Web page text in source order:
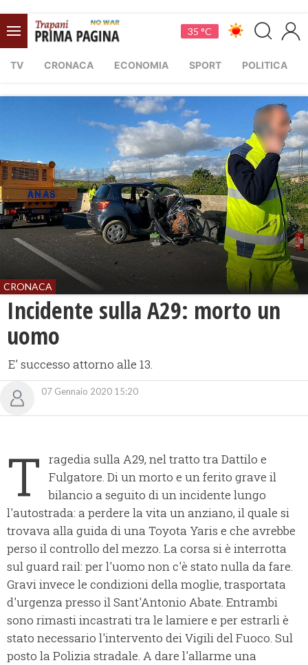
35 °C
TV CRONACA ECONOMIA SPORT POLITICA
CRONACA
Incidente sulla A29: morto un
uomo
E' successo attorno alle 13.
07 Gennaio 2020 15:20
T
ragedia sulla A29, nel tratto tra Dattilo e
Fulgatore. Di un morto e un ferito grave il
bilancio a seguito di un incidente lungo
l'autostrada: a perdere la vita un anziano, il quale si
trovava alla guida di una Toyota Yaris e che avrebbe
perso il controllo del mezzo. La corsa si è interrotta
sul guard rail: per l'uomo non c'è stato nulla da fare.
Gravi invece le condizioni della moglie, trasportata
d'urgenza presso il Sant'Antonio Abate. Entrambi
sono rimasti incastrati tra le lamiere e per estrarli è
stato necessario l'intervento dei Vigili del Fuoco. Sul
posto la Polizia stradale. A dare l'allarme una